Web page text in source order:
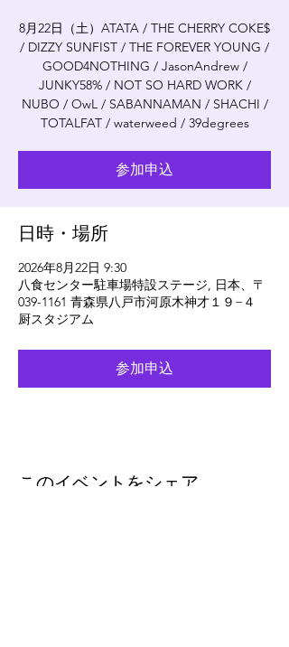
8月22日（土）ATATA / THE CHERRY COKE$
/ DIZZY SUNFIST / THE FOREVER YOUNG /
GOOD4NOTHING / JasonAndrew /
JUNKY58% / NOT SO HARD WORK /
NUBO / OwL / SABANNAMAN / SHACHI /
TOTALFAT / waterweed / 39degrees
参加申込
日時・場所
2026年8月22日 9:30
八食センター駐車場特設ステージ, 日本、〒
039-1161 青森県八戸市河原木神才１９−４
厨スタジアム
参加申込
このイベントをシェア